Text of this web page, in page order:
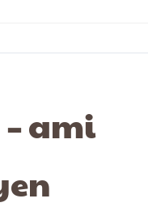
ami